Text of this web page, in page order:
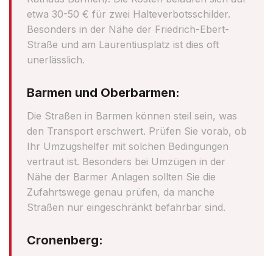
etwa 30-50 € für zwei Halteverbotsschilder.
Besonders in der Nähe der Friedrich-Ebert-
Straße und am Laurentiusplatz ist dies oft
unerlässlich.
Barmen und Oberbarmen:
Die Straßen in Barmen können steil sein, was
den Transport erschwert. Prüfen Sie vorab, ob
Ihr Umzugshelfer mit solchen Bedingungen
vertraut ist. Besonders bei Umzügen in der
Nähe der Barmer Anlagen sollten Sie die
Zufahrtswege genau prüfen, da manche
Straßen nur eingeschränkt befahrbar sind.
Cronenberg: